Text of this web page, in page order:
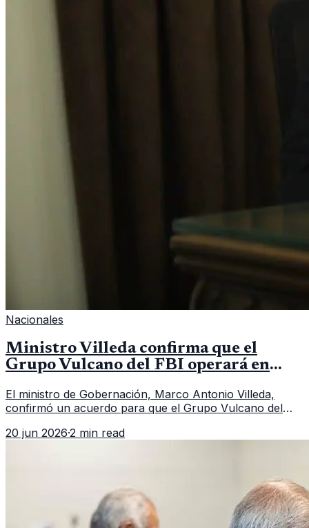
Nacionales
Ministro Villeda confirma que el
Grupo Vulcano del FBI operará en
El ministro de Gobernación, Marco Antonio Villeda,
confirmó un acuerdo para que el Grupo Vulcano del
fallido con la administración anterior del Ministerio
20 jun 2026·2 min read